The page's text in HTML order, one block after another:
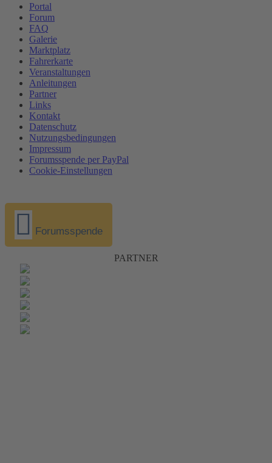
Portal
Forum
FAQ
Galerie
Marktplatz
Fahrerkarte
Veranstaltungen
Anleitungen
Partner
Links
Kontakt
Datenschutz
Nutzungsbedingungen
Impressum
Forumsspende per PayPal
Cookie-Einstellungen
Forumsspende
PARTNER